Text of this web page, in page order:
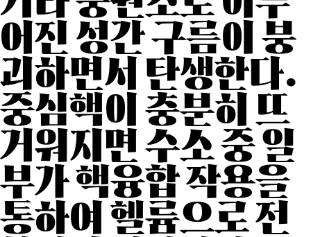
어진 성간 구름이 붕
괴하면서 탄생한다.
중심핵이 충분히 뜨
거워지면 수소 중 일
부가 핵융합 작용을
통하여 헬륨으로 전